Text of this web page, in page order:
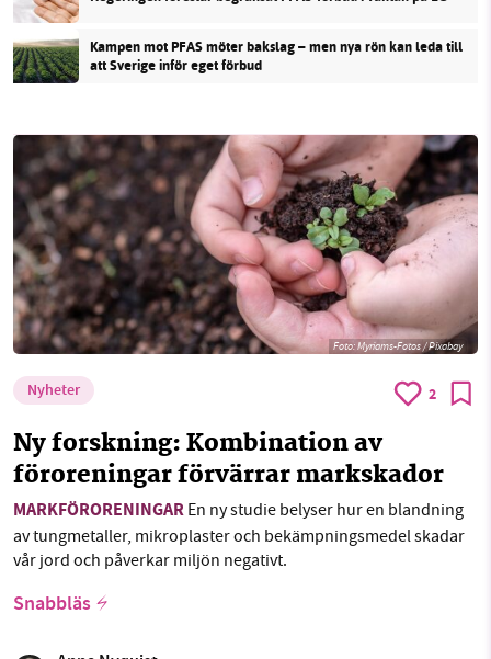
Kampen mot PFAS möter bakslag – men nya rön kan leda till
att Sverige inför eget förbud
Foto:Myriams-Fotos / Pixabay
Nyheter 2
Ny forskning: Kombination av
föroreningar förvärrar markskador
MARKFÖRORENINGAR En ny studie belyser hur en blandning
av tungmetaller, mikroplaster och bekämpningsmedel skadar
vår jord och påverkar miljön negativt.
Snabbläs